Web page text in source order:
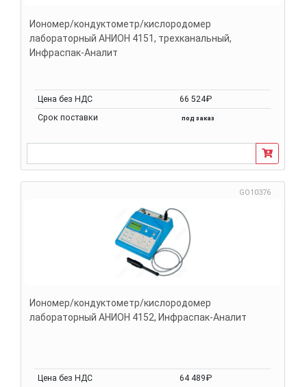
Иономер/кондуктометр/кислородомер
лабораторный АНИОН 4151, трехканальный,
Инфраспак-Аналит
Цена без НДС
66 524₽
Срок поставки
под заказ
GO10376
Иономер/кондуктометр/кислородомер
лабораторный АНИОН 4152, Инфраспак-Аналит
Цена без НДС
64 489₽